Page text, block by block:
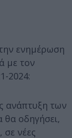
ενημέρωση
με τον
2024:
ανάπτυξη των
θα οδηγήσει,
νέες